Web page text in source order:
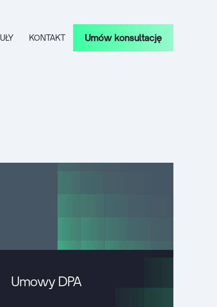
KONTAKT Umów konsultację
Umowy DPA